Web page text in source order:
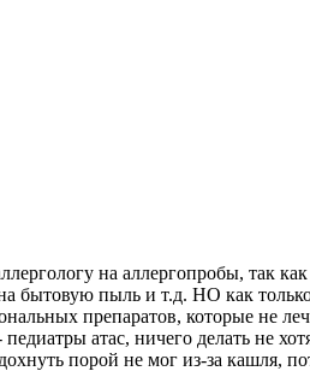
на аллергопробы, так
бытовую пыль и т.д. НО как только
препаратов, которые не
атас, ничего делать не
порой не мог из-за кашля,